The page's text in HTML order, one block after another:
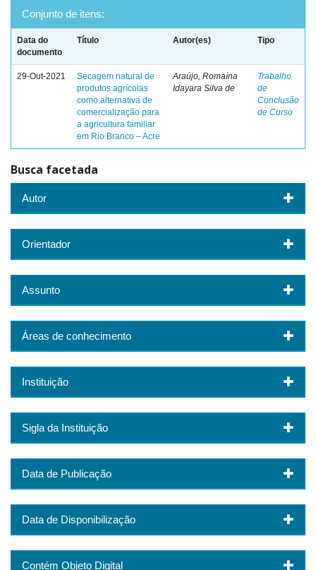
Conjunto de itens:
Data do
documento
Título Autor(es) Tipo
29-Out-2021
Secagem natural de
produtos agrícolas
como alternativa de
comercialização para
a agricultura familiar
em Rio Branco – Acre
Araújo, Romaína
Idayara Silva de
Trabalho
de
Conclusão
de Curso
Busca facetada
Autor
Orientador
Assunto
Áreas de conhecimento
Instituição
Sigla da Instituição
Data de Publicação
Data de Disponibilização
Contém Objeto Digital